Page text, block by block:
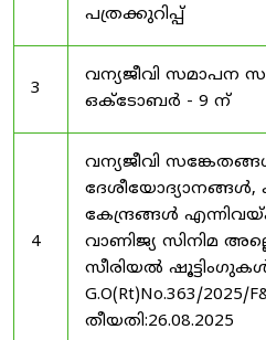
പത്രക്കുറിപ്പ്
3
വന്യജീവി സമാപന
ഒക്ടോബർ - 9 ന്
4
വന്യജീവി
കേന്ദ്രങ്ങൾ
വാണിജ്യ സിനിമ
സീരിയൽ
G.O(Rt)No.363/2025/
തീയതി:26.08.2025